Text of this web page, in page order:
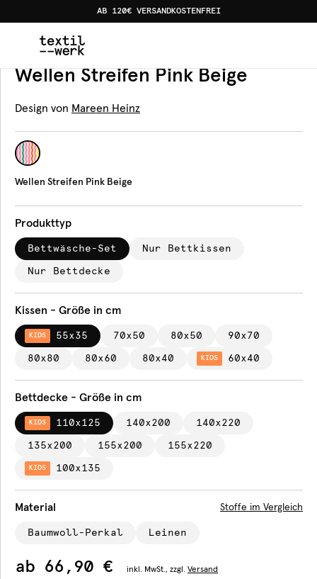
AB 120€ VERSANDKOSTENFREI
Produkte Bettwäsche Wellen Streifen Pink
Bettwäsche
Wellen Streifen Pink Beige
Design von Mareen Heinz
Wellen Streifen Pink Beige
Produkttyp
Bettwäsche-Set Nur Bettkissen
Nur Bettdecke
Kissen - Größe in cm
KIDS 55x35 70x50 80x50 90x70
80x80 80x60 80x40 KIDS 60x40
Bettdecke - Größe in cm
KIDS 110x125 140x200 140x220
135x200 155x200 155x220
KIDS 100x135
Material Stoffe im Vergleich
Baumwoll-Perkal Leinen
ab 66,90 € inkl. MwSt., zzgl. Versand